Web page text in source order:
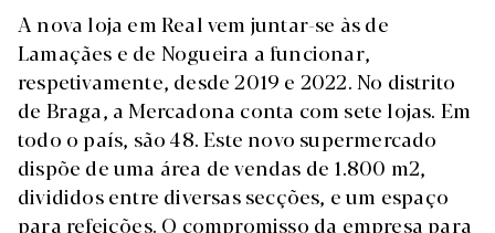
A nova loja em Real vem juntar-se às de
Lamaçães e de Nogueira a funcionar,
respetivamente, desde 2019 e 2022. No distrito
de Braga, a Mercadona conta com sete lojas. Em
todo o país, são 48. Este novo supermercado
dispõe de uma área de vendas de 1.800 m2,
divididos entre diversas secções, e um espaço
para refeições. O compromisso da empresa para